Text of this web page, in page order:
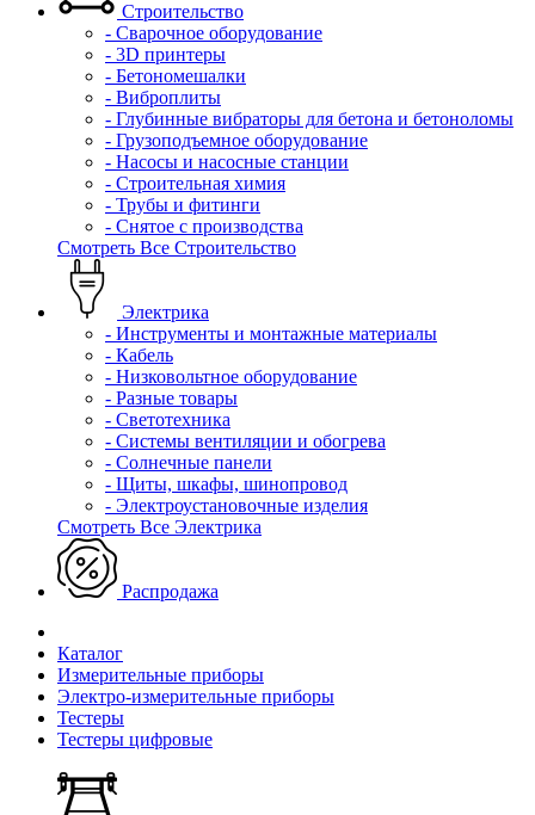
Строительство
- Сварочное оборудование
- 3D принтеры
- Бетономешалки
- Виброплиты
- Глубинные вибраторы для бетона и бетоноломы
- Грузоподъемное оборудование
- Насосы и насосные станции
- Строительная химия
- Трубы и фитинги
- Снятое с производства
Смотреть Все Строительство
Электрика
- Инструменты и монтажные материалы
- Кабель
- Низковольтное оборудование
- Разные товары
- Светотехника
- Системы вентиляции и обогрева
- Солнечные панели
- Щиты, шкафы, шинопровод
- Электроустановочные изделия
Смотреть Все Электрика
Распродажа
Каталог
Измерительные приборы
Электро-измерительные приборы
Тестеры
Тестеры цифровые